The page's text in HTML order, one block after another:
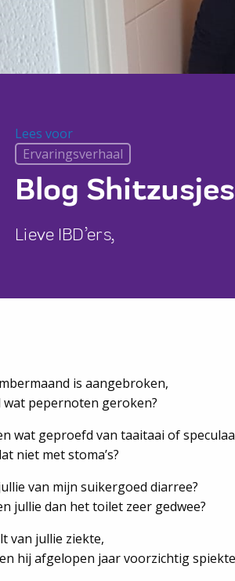
Lees voorLees voor
Ervaringsverhaal
Blog
Lieve IBD’ers,
is aangebroken,
wat pepernoten geroken?
wat geproefd van taaitaai of
niet met stoma’s?
van mijn suikergoed diarree?
jullie dan het toilet zeer gedwee?
van jullie ziekte,
hij afgelopen jaar voorzichtig